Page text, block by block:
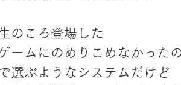
のころ登場した
ームにのめりこめなかった
選ぶようなシステムだけど